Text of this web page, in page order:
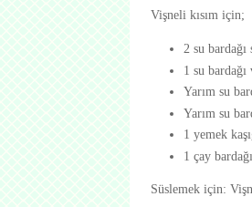
Vişneli kısım için;
2 su bardağı
1 su bardağı
Yarım su
Yarım su
1 yemek
1 çay
Süslemek için: